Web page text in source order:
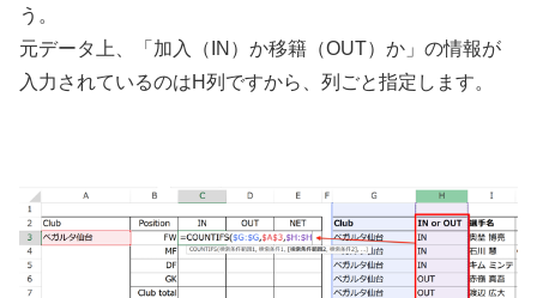
う。
元データ上、「加入（IN）か移籍（OUT）か」の情報が
入力されているのはH列ですから、列ごと指定します。